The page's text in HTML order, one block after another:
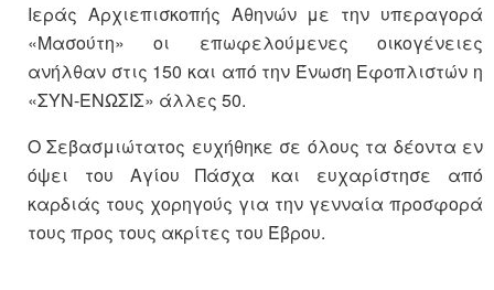
Ιεράς Αρχιεπισκοπής Αθηνών με την υπεραγορά
«Μασούτη» οι επωφελούμενες οικογένειες
ανήλθαν στις 150 και από την Ένωση Εφοπλιστών η
«ΣΥΝ-ΕΝΩΣΙΣ» άλλες 50.
Ο Σεβασμιώτατος ευχήθηκε σε όλους τα δέοντα εν
όψει του Αγίου Πάσχα και ευχαρίστησε από
καρδιάς τους χορηγούς για την γενναία προσφορά
τους προς τους ακρίτες του Έβρου.